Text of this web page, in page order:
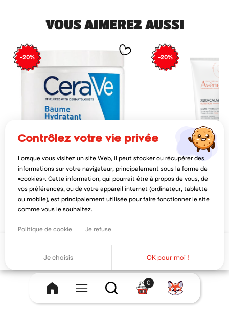
VOUS AIMEREZ AUSSI
-20%
CERAVE
cerave baume hydratant 454gr
16,69€
13,35€
AJOUTER AU PANIER
-20%
AVÈNE
avène xeracalm
hydratant 200ml
18,03€
0
contrôlez votre vie privée
Lorsque vous visitez un site Web, il peut stocker ou récupérer des
informations sur votre navigateur, principalement sous la forme de
«cookies». Cette information, qui pourrait être à propos de vous, de
vos préférences, ou de votre appareil internet (ordinateur, tablette
ou mobile), est principalement utilisée pour faire fonctionner le site
comme vous le souhaitez.
Politique de cookie Je refuse
Je choisis OK pour moi !